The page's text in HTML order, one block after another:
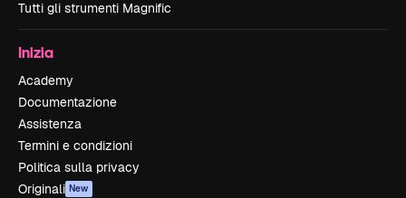
Tutti gli strumenti Magnific
Inizia
Academy
Documentazione
Assistenza
Termini e condizioni
Politica sulla privacy
Originali New